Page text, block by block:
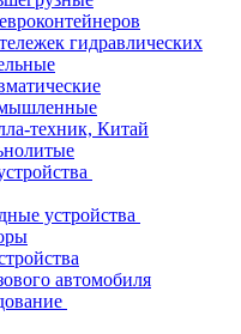
гидравлических
техник, Китай
устройства
автомобиля